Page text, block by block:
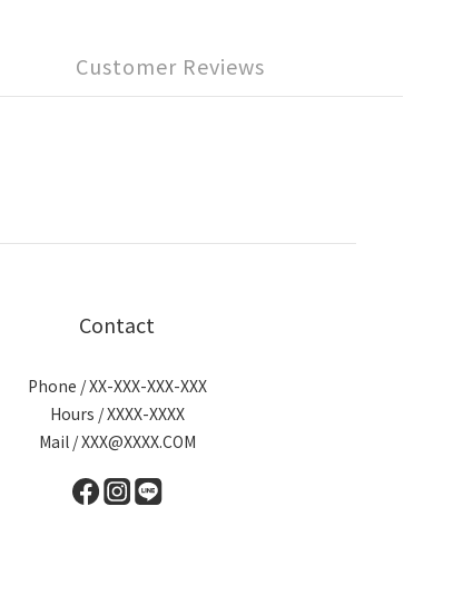
Customer Reviews
Contact
Phone / XX-XXX-XXX-XXX
Hours / XXXX-XXXX
Mail / XXX@XXXX.COM